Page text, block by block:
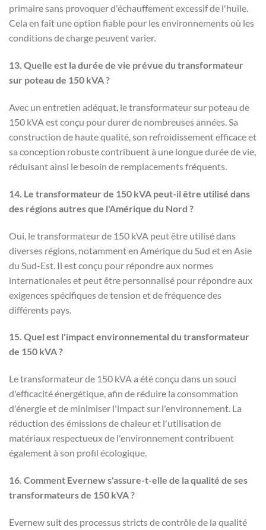
primaire sans provoquer d'échauffement excessif de l'huile.
Cela en fait une option fiable pour les environnements où les
conditions de charge peuvent varier.
13. Quelle est la durée de vie prévue du transformateur
sur poteau de 150 kVA ?
Avec un entretien adéquat, le transformateur sur poteau de
150 kVA est conçu pour durer de nombreuses années. Sa
construction de haute qualité, son refroidissement efficace et
sa conception robuste contribuent à une longue durée de vie,
réduisant ainsi le besoin de remplacements fréquents.
14. Le transformateur de 150 kVA peut-il être utilisé dans
des régions autres que l'Amérique du Nord ?
Oui, le transformateur de 150 kVA peut être utilisé dans
diverses régions, notamment en Amérique du Sud et en Asie
du Sud-Est. Il est conçu pour répondre aux normes
internationales et peut être personnalisé pour répondre aux
exigences spécifiques de tension et de fréquence des
différents pays.
15. Quel est l'impact environnemental du transformateur
de 150 kVA ?
Le transformateur de 150 kVA a été conçu dans un souci
d'efficacité énergétique, afin de réduire la consommation
d'énergie et de minimiser l'impact sur l'environnement. La
réduction des émissions de chaleur et l'utilisation de
matériaux respectueux de l'environnement contribuent
également à son profil écologique.
16. Comment Evernew s'assure-t-elle de la qualité de ses
transformateurs de 150 kVA ?
Evernew suit des processus stricts de contrôle de la qualité